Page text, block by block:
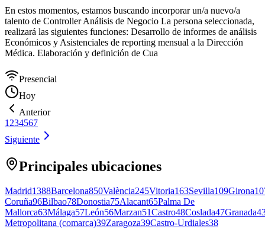
En estos momentos, estamos buscando incorporar un/a nuevo/a
talento de Controller Análisis de Negocio La persona seleccionada,
realizará las siguientes funciones: Desarrollo de informes de análisis
Económicos y Asistenciales de reporting mensual a la Dirección
Médica. Elaboración y definición de Cua
Presencial
Hoy
Anterior
1 234567
Siguiente
Principales ubicaciones
Madrid1388Barcelona850València245Vitoria163Sevilla109Girona
Coruña96Bilbao78Donostia75Alacant65Palma De
Mallorca63Málaga57León56Marzan51Castro48Coslada47Granada
Metropolitana (comarca)39Zaragoza39Castro-Urdiales38